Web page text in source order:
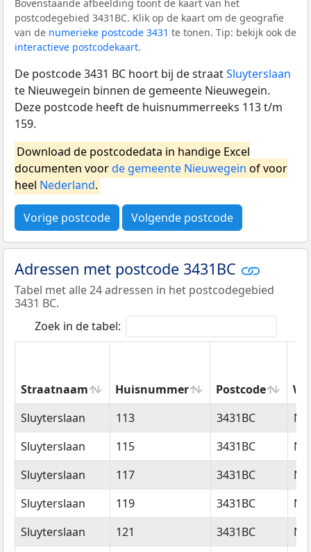
Bovenstaande afbeelding toont de kaart van het
postcodegebied 3431BC. Klik op de kaart om de geografie
van de numerieke postcode 3431 te tonen. Tip: bekijk ook de
interactieve postcodekaart.
De postcode 3431 BC hoort bij de straatSluyterslaan
te Nieuwegein binnen de gemeente Nieuwegein.
Deze postcode heeft de huisnummerreeks 113 t/m
159.
Download de postcodedata in handige Excel
documenten voorde gemeente Nieuwegein of voor
heel Nederland.
Vorige postcode Volgende postcode
Adressen met postcode 3431BC
Tabel met alle 24 adressen in het postcodegebied
3431 BC.
Zoek in de tabel:
Straatnaam Huisnummer Postcode
Straatnaam
Huisnummer Postcode
Sluyterslaan 113 3431BC
Sluyterslaan
115 3431BC
Sluyterslaan
117 3431BC
Sluyterslaan
119 3431BC
Sluyterslaan
121 3431BC